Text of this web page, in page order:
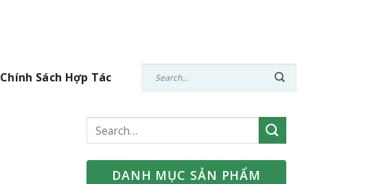
Chính Sách Hợp Tác
DANH MỤC SẢN PHẨM